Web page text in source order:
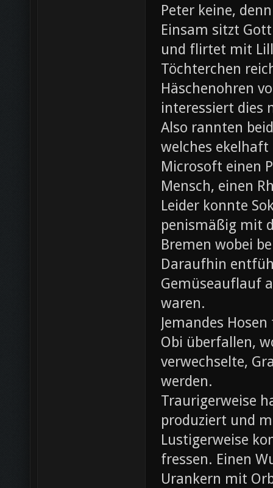
Peter keine,
Einsam sitzt
und flirtet mit
Töchterchen
Häschenohren
interessiert dies
Also rannten
welches
Microsoft einen
Mensch, einen
Leider konnte
penismäßig mit
Bremen wobei
Daraufhin
Gemüseauflauf
waren.
Jemandes
Obi überfallen,
verwechselte,
werden.
Traurigerweise
produziert und
Lustigerweise
fressen. Einen
Urankern mit